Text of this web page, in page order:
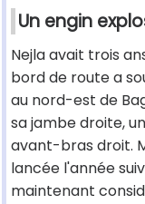
Un engin
Nejla avait trois
bord de route a
au nord-est de
sa jambe droite,
avant-bras droit.
lancée l'année
maintenant